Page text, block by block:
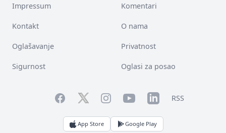
Impressum Komentari
Kontakt O nama
Oglašavanje Privatnost
Sigurnost Oglasi za posao
FacebookTwitterInstagramYouTubeLinkedInRSS
App Store Google Play